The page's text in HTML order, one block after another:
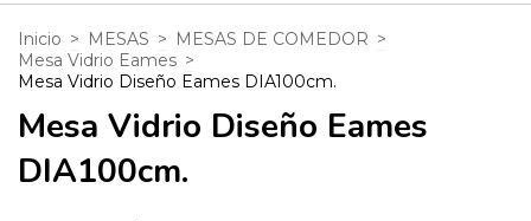
Inicio > MESAS > MESAS DE COMEDOR >
Mesa Vidrio Eames >
Mesa Vidrio Diseño Eames DIA100cm.
Mesa Vidrio Diseño Eames
DIA100cm.